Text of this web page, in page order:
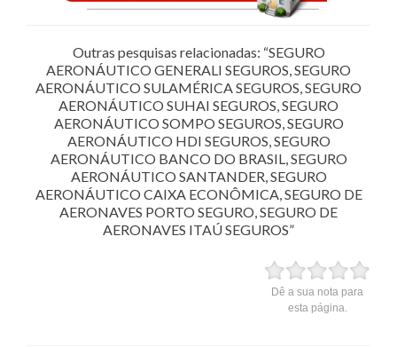
Outras pesquisas relacionadas: “SEGURO
AERONÁUTICO GENERALI SEGUROS, SEGURO
AERONÁUTICO SULAMÉRICA SEGUROS, SEGURO
AERONÁUTICO SUHAI SEGUROS, SEGURO
AERONÁUTICO SOMPO SEGUROS, SEGURO
AERONÁUTICO HDI SEGUROS, SEGURO
AERONÁUTICO BANCO DO BRASIL, SEGURO
AERONÁUTICO SANTANDER, SEGURO
AERONÁUTICO CAIXA ECONÔMICA, SEGURO DE
AERONAVES PORTO SEGURO, SEGURO DE
AERONAVES ITAÚ SEGUROS”
Dê a sua nota para
esta página.